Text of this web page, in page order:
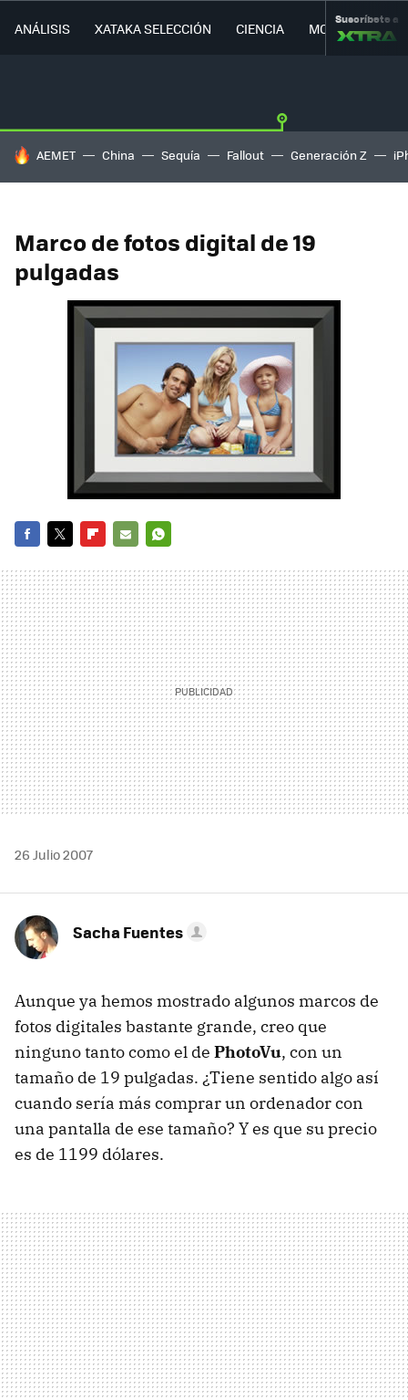
ANÁLISIS XATAKA SELECCIÓN CIENCIA MOVILIDAD
Suscríbete a
HOY SE HABLA DE
AEMET China Sequía Fallout Generación Z
Marco de fotos digital de 19
pulgadas
MAIL
26 Julio 2007
Sacha Fuentes
Aunque ya hemos mostrado algunos marcos de
fotos digitales bastante grande, creo que
ninguno tanto como el de PhotoVu, con un
tamaño de 19 pulgadas. ¿Tiene sentido algo así
cuando sería más comprar un ordenador con
una pantalla de ese tamaño? Y es que su precio
es de 1199 dólares.